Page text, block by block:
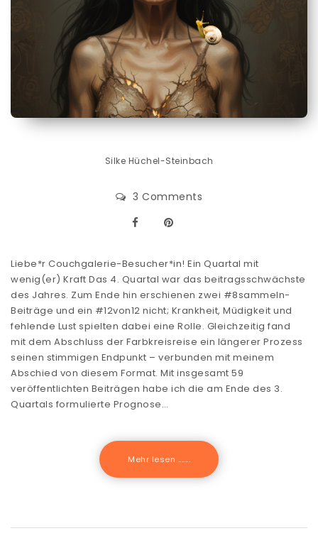
Silke Hüchel-Steinbach
3 Comments
Liebe*r Couchgalerie-Besucher*in! Ein Quartal mit
wenig(er) Kraft Das 4. Quartal war das beitragsschwächste
des Jahres. Zum Ende hin erschienen zwei #8sammeln-
Beiträge und ein #12von12 nicht; Krankheit, Müdigkeit und
fehlende Lust spielten dabei eine Rolle. Gleichzeitig fand
mit dem Abschluss der Farbkreisreise ein längerer Prozess
seinen stimmigen Endpunkt – verbunden mit meinem
Abschied von diesem Format. Mit insgesamt 59
veröffentlichten Beiträgen habe ich die am Ende des 3.
Quartals formulierte Prognose…
Mehr lesen .......